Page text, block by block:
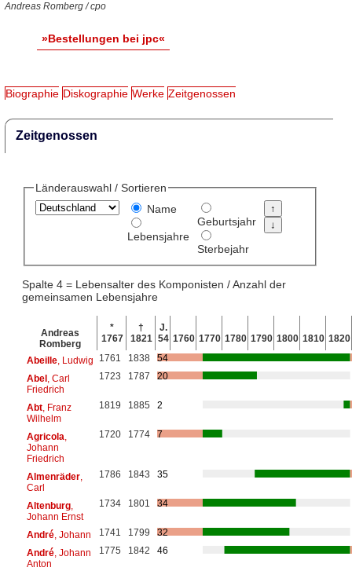
Andreas Romberg / cpo
»Bestellungen bei jpc«
Biographie Diskographie Werke Zeitgenossen
Zeitgenossen
Länderauswahl / Sortieren
Name
Lebensjahre
Geburtsjahr
Sterbejahr
Spalte 4 = Lebensalter des Komponisten / Anzahl der
gemeinsamen Lebensjahre
Andreas
Romberg
*
1767
†
1821
J.
54 1760 1770 1780 1790 1800 1810 1820
Abeille, Ludwig 1761 1838
54
Abel, Carl
Friedrich
1723 1787 20
Abt, Franz
Wilhelm
1819 1885 2
Agricola
Johann
Friedrich
1720 1774 7
Almenräder,
Carl
1786 1843 35
Altenburg,
Johann Ernst
1734 1801 34
André, Johann 1741 1799
32
André, Johann
Anton
1775 1842 46